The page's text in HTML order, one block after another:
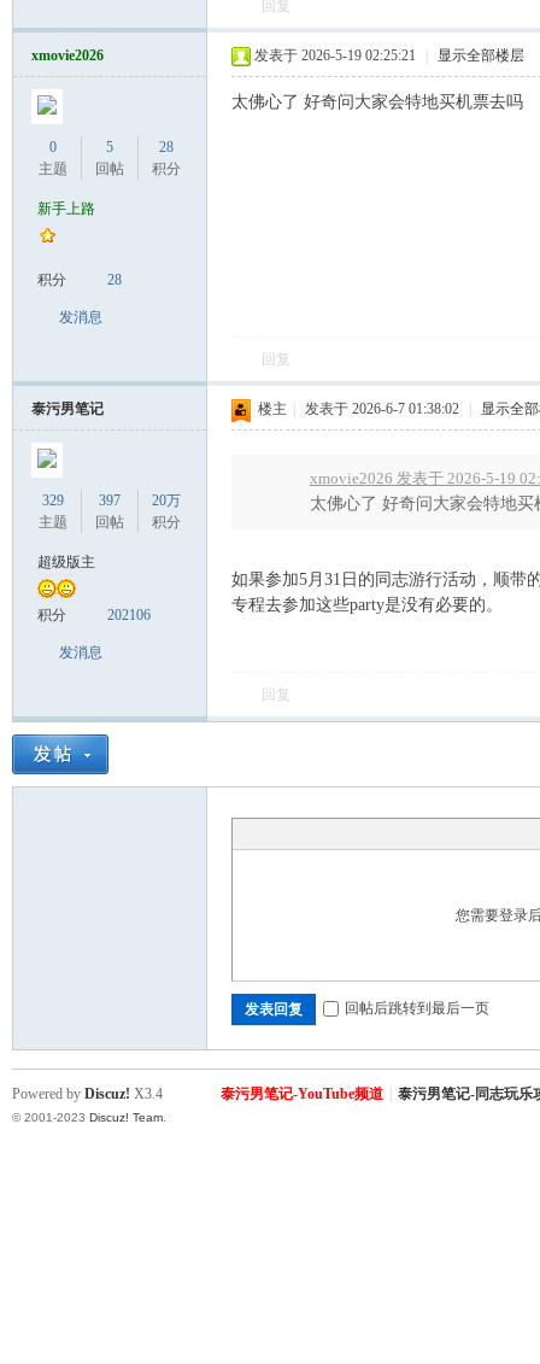
m.
回复
xmovie2026
0
主题
5
回帖
28
积分
新手上路
积分 28
发消息
发表于 2026-5-19 02:25:21 显示全部楼层
太佛心了 好奇问大家会特地买机票去吗
回复
泰污男笔记
329
主题
397
回帖
20万
积分
超级版主
积分 202106
发消息
楼主 发表于 2026-6-7 01:38:02 显示全
xmovie2026 发表于 2026-5-19
太佛心了 好奇问大家会特地买
如果参加5月31日的同志游行活动，顺带
专程去参加这些party是没有必要的。
回复
您需要登录
发表回复 回帖后跳转到最后一页
泰污男笔记-YouTube频道 泰污男笔记-同志玩乐
Powered by Discuz! X3.4
© 2001-2023 Discuz! Team.